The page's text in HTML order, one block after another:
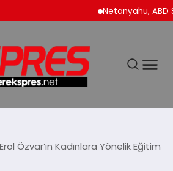
Netanyahu, ABD
Özvar’ın Kadınlara Yönelik Eğitim